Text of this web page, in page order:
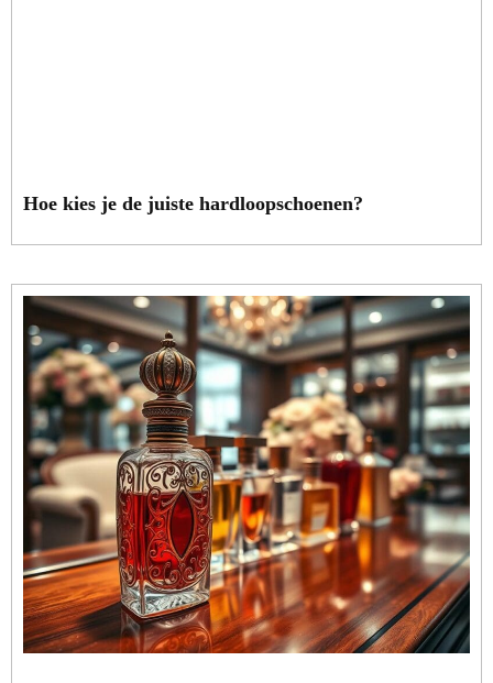
Hoe kies je de juiste hardloopschoenen?